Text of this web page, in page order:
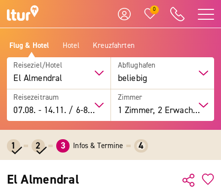
0
Flug & Hotel Hotel Kreuzfahrten
Reiseziel/Hotel
El Almendral
Abflughafen
beliebig
Reisezeitraum
07.08. -14.11. / 6-8 Tage
Zimmer
1 Zimmer, 2 Erwachsene
1 2 3 Infos & Termine 4
El Almendral